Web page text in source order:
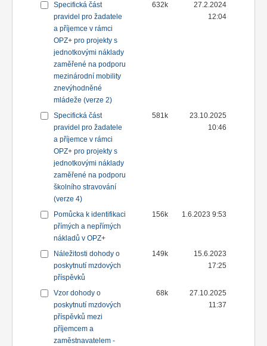
Specifická část
pravidel pro žadatele
a příjemce v rámci
OPZ+ pro projekty s
jednotkovými náklady
zaměřené na podporu
mezinárodní mobility
znevýhodněné
mládeže (verze 2)
632k
27.2.2024
12:04
Specifická část
pravidel pro žadatele
a příjemce v rámci
OPZ+ pro projekty s
jednotkovými náklady
zaměřené na podporu
školního stravování
(verze 4)
581k
23.10.2025
10:46
Pomůcka k identifikaci
přímých a nepřímých
nákladů v OPZ+
156k 1.6.2023 9:53
Náležitosti dohody o
poskytnutí mzdových
příspěvků
149k
15.6.2023
17:25
Vzor dohody o
poskytnutí mzdových
příspěvků mezi
příjemcem a
zaměstnavatelem -
68k
27.10.2025
11:37